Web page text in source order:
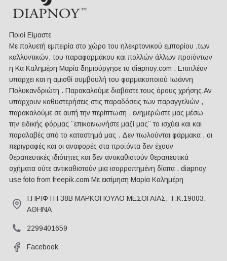
Ποιοί Είμαστε
Mε πολυετή εμπειρία στο χώρο του ηλεκρτονικού εμπορίου ,των
καλλυντικών, του παραφαρμάκου και πολλών άλλων προϊόντων
η Κα Καλημέρη Μαρία δημιούργησε το diapnoy.com . Επιπλέον
υπάρχει και η αμισθί συμβουλή του φαρμακοποιού Ιωάννη
Πολυκανδριώτη . Παρακαλούμε διαβάστε τους όρους χρήσης.Αν
υπάρχουν καθυστερήσεις στις παραδόσεις των παραγγελιών ,
παρακαλούμε σε αυτή την περίπτωση , ενημερώστε μας μέσω
την ειδικής φόρμας ¨επικοινωνήστε μαζί μας¨ το ισχύει και και
παραλαβές από το καταστημά μας . Δεν πωλούνται φάρμακα , οι
περιγραφές και οι αναφορές στα προϊόντα δεν έχουν
θεραπευτικές ιδιότητες και δεν αντικαθιστούν θεραπευτικά
σχήματα ούτε αντικαθιστούν μια ισορροπημένη δίαιτα . diapnoy
use foto from freepik.com Με εκτίμηση Μαρία Καλημέρη
Ι.ΠΡΙΦΤΗ 38Β ΜΑΡΚΟΠΟΥΛΟ ΜΕΣΟΓΑΙΑΣ, Τ.Κ.19003,
ΑΘΗΝΑ
2299401659
Facebook